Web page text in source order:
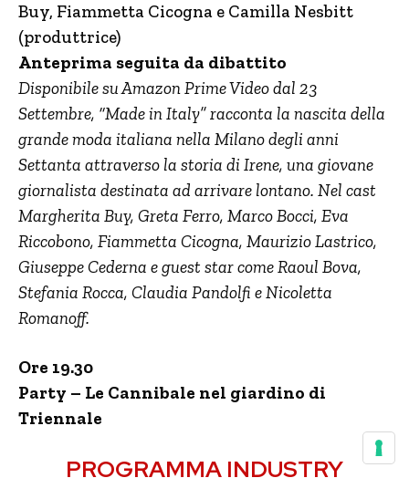
Buy, Fiammetta Cicogna e Camilla Nesbitt
(produttrice)
Anteprima seguita da dibattito
Disponibile su Amazon Prime Video dal 23
Settembre, “Made in Italy” racconta la nascita della
grande moda italiana nella Milano degli anni
Settanta attraverso la storia di Irene, una giovane
giornalista destinata ad arrivare lontano. Nel cast
Margherita Buy, Greta Ferro, Marco Bocci, Eva
Riccobono, Fiammetta Cicogna, Maurizio Lastrico,
Giuseppe Cederna e guest star come Raoul Bova,
Stefania Rocca, Claudia Pandolfi e Nicoletta
Romanoff.
Ore 19.30
Party – Le Cannibale nel giardino di
Triennale
PROGRAMMA INDUSTRY